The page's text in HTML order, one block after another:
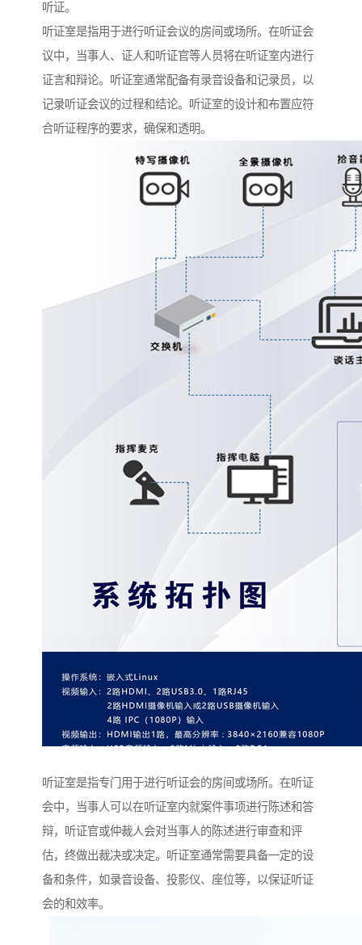
听证。
听证室是指用于进行听证会议的房间或场所。在听证会
议中，当事人、证人和听证官等人员将在听证室内进行
证言和辩论。听证室通常配备有录音设备和记录员，以
记录听证会议的过程和结论。听证室的设计和布置应符
合听证程序的要求，确保和透明。
听证室是指专门用于进行听证会的房间或场所。在听证
会中，当事人可以在听证室内就案件事项进行陈述和答
辩，听证官或仲裁人会对当事人的陈述进行审查和评
估，终做出裁决或决定。听证室通常需要具备一定的设
备和条件，如录音设备、投影仪、座位等，以保证听证
会的和效率。